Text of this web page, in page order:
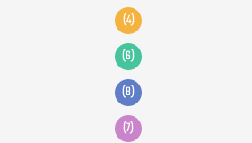
(4)
(6)
(8)
(7)